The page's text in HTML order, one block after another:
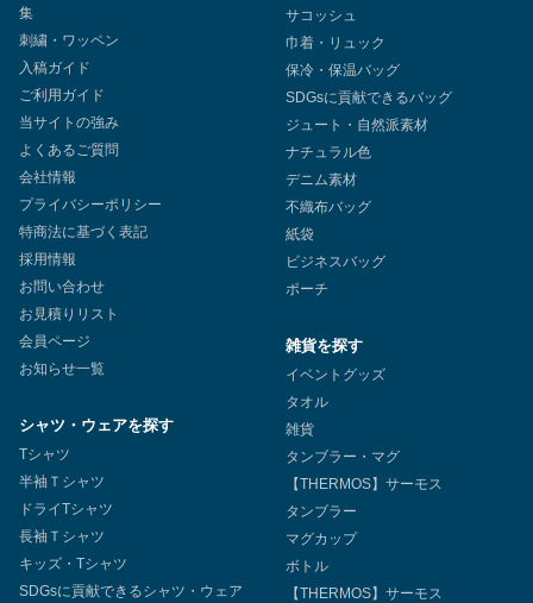
集
刺繍・ワッペン
入稿ガイド
ご利用ガイド
当サイトの強み
よくあるご質問
会社情報
プライバシーポリシー
特商法に基づく表記
採用情報
お問い合わせ
お見積りリスト
会員ページ
お知らせ一覧
シャツ・ウェアを探す
Tシャツ
半袖Ｔシャツ
ドライTシャツ
長袖Ｔシャツ
キッズ・Tシャツ
SDGsに貢献できるシャツ・ウェア
サコッシュ
巾着・リュック
保冷・保温バッグ
SDGsに貢献できるバッグ
ジュート・自然派素材
ナチュラル色
デニム素材
不織布バッグ
紙袋
ビジネスバッグ
ポーチ
雑貨を探す
イベントグッズ
タオル
雑貨
タンブラー・マグ
【THERMOS】サーモス
タンブラー
マグカップ
ボトル
【THERMOS】サーモス